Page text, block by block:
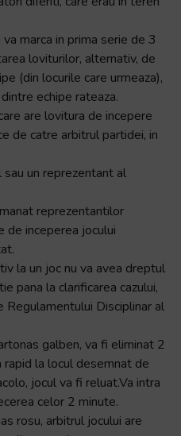
marca in prima serie de 3
loviturilor, alternativ, de
(din locurile care urmeaza),
echipe rateaza.
are lovitura de incepere
de catre arbitrul partidei, in
sau un reprezentant al
reprezentantilor
de inceperea jocului
la un joc nu va avea dreptul
pana la clarificarea cazului,
Disciplinar al
galben, va fi eliminat 2
la locul desemnat de
jocul va fi reluat.Va intra
celor 2 minute.
rosu, arbitrul jocului are